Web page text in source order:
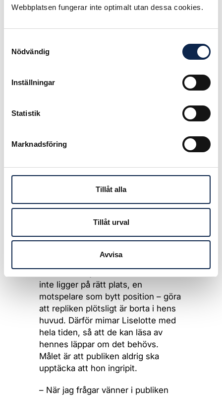
Webbplatsen fungerar inte optimalt utan dessa cookies.
Nödvändig
Inställningar
Statistik
Marknadsföring
Tillåt alla
Tillåt urval
Avvisa
svårt att se taktslagen.
– Vi gör så mycket mer än att ge
jag ser att de tappat bort sig. Då
något annat.
Hur lyckas du hålla koncentrationen
så länge?
– Jag kopplar på min jobbhjärna. Det
finns inget alternativ. Man är här och
meditation, världen utanför existerar
inte just då.
Även om sångaren kan sin roll kan
en liten detalj – en rekvisita som
inte ligger på rätt plats, en
motspelare som bytt position – göra
att repliken plötsligt är borta i hens
huvud. Därför mimar Liselotte med
hela tiden, så att de kan läsa av
hennes läppar om det behövs.
Målet är att publiken aldrig ska
upptäcka att hon ingripit.
– När jag frågar vänner i publiken